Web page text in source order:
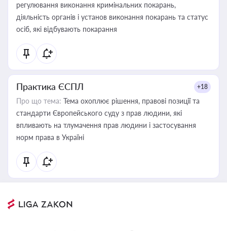
регулювання виконання кримінальних покарань,
діяльність органів і установ виконання покарань та статус
осіб, які відбувають покарання
Практика ЄСПЛ +18
Про що тема: Тема охоплює рішення, правові позиції та
стандарти Європейського суду з прав людини, які
впливають на тлумачення прав людини і застосування
норм права в Україні